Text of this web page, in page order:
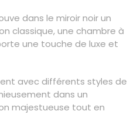
dans le miroir noir un
classique, une chambre à
une touche de luxe et
avec différents styles de
dans un
majestueuse tout en